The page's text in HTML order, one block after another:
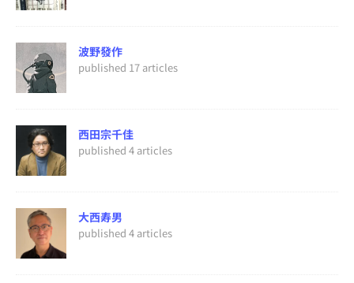
波野發作
published 17 articles
西田宗千佳
published 4 articles
大西寿男
published 4 articles